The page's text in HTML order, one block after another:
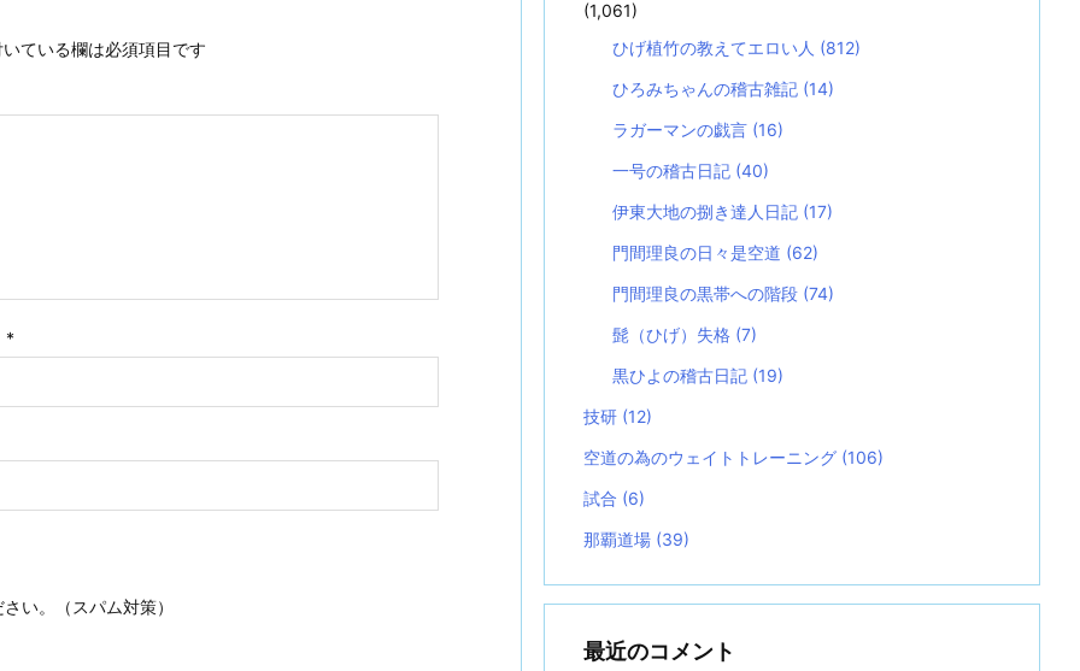
ている欄は必須項目です
*
い。（スパム対策）
(1,061)
ひげ植竹の教えてエロい人 (812)
ひろみちゃんの稽古雑記 (14)
ラガーマンの戯言 (16)
一号の稽古日記 (40)
伊東大地の捌き達人日記 (17)
門間理良の日々是空道 (62)
門間理良の黒帯への階段 (74)
髭（ひげ）失格 (7)
黒ひよの稽古日記 (19)
技研 (12)
空道の為のウェイトトレーニング (106)
試合 (6)
那覇道場 (39)
最近のコメント